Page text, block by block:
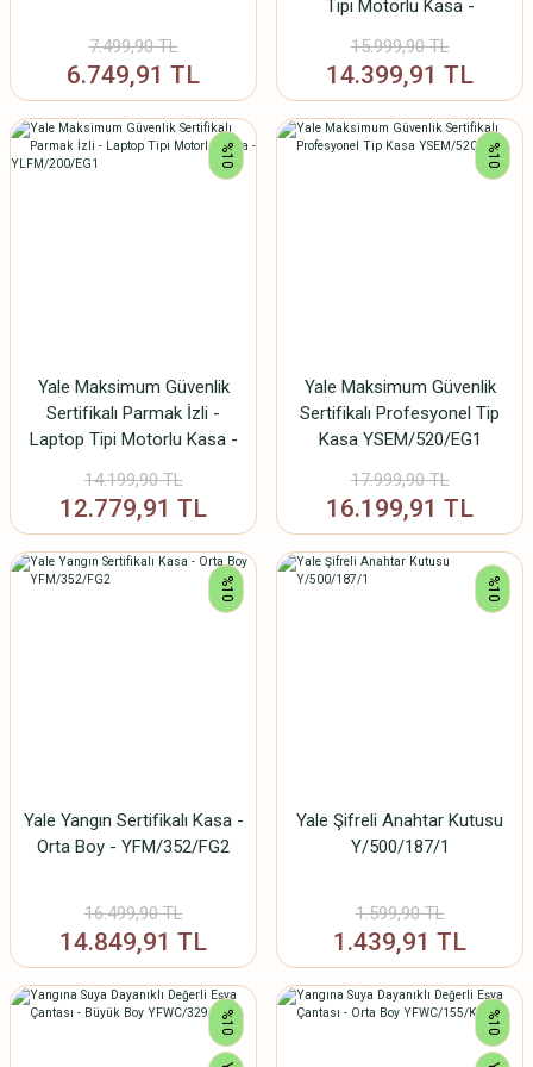
7.499,90 TL
6.749,91 TL
Tipi Motorlu Kasa -
15.999,90 TL
14.399,91 TL
%10
Yale Maksimum Güvenlik
Sertifikalı Parmak İzli -
Laptop Tipi Motorlu Kasa -
14.199,90 TL
12.779,91 TL
%10
Yale Maksimum Güvenlik
Sertifikalı Profesyonel Tip
Kasa YSEM/520/EG1
17.999,90 TL
16.199,91 TL
%10
Yale Yangın Sertifikalı Kasa -
Orta Boy - YFM/352/FG2
16.499,90 TL
14.849,91 TL
%10
Yale Şifreli Anahtar Kutusu
Y/500/187/1
1.599,90 TL
1.439,91 TL
%10 %10